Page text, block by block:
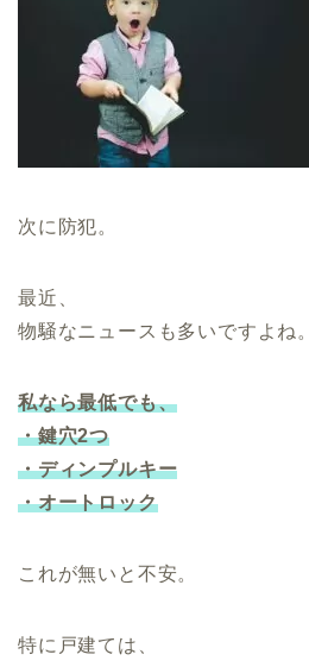
次に防犯。
最近、
物騒なニュースも多いですよね。
私なら最低でも、
・鍵穴2つ
・ディンプルキー
・オートロック
これが無いと不安。
特に戸建ては、